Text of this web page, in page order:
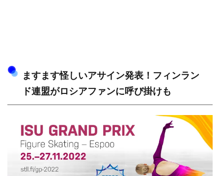
ますます怪しいアサイン発表！フィンラン
ド連盟がロシアファンに呼び掛けも